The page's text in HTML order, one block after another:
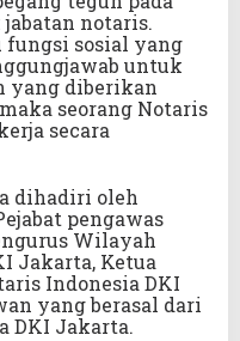
notaris.
sosial yang
untuk
yang diberikan
seorang Notaris
secara
dihadiri oleh
pengawas
Wilayah
Jakarta, Ketua
Indonesia DKI
yang berasal dari
DKI Jakarta.